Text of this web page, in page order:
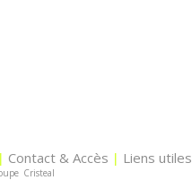
| Contact & Accès | Liens utiles
Cristeal